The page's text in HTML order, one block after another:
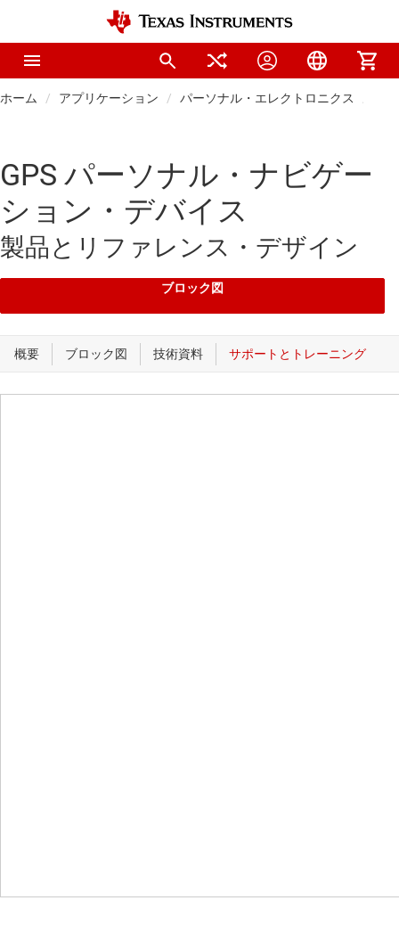
ホーム アプリケーション パーソナル・エレクトロニクス
GPS パーソナル・ナビゲー
ション・デバイス
製品とリファレンス・デザイン
ブロック図